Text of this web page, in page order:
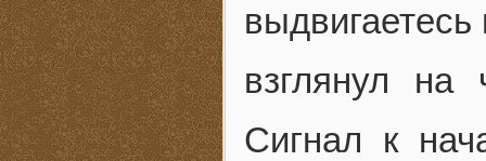
взглянул
Сигнал к